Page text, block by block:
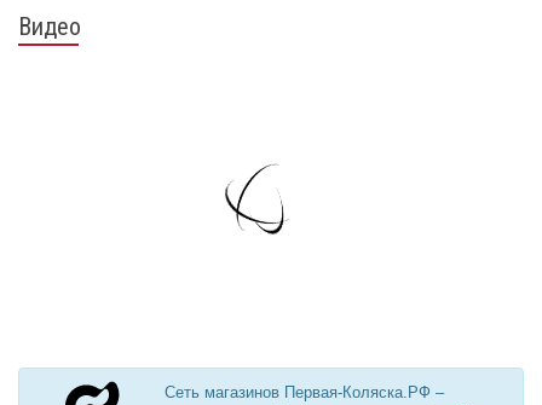
Видео
Сеть магазинов Первая-Коляска.РФ –